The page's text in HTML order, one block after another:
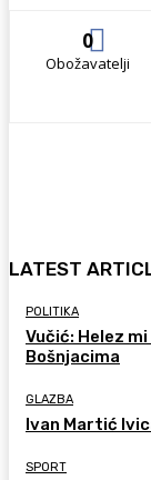
0
Obožavatelji
LATEST
POLITIKA
Vučić: Helez
Bošnjacima
GLAZBA
Ivan Martić
SPORT